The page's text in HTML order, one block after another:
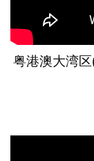
粤港澳大湾